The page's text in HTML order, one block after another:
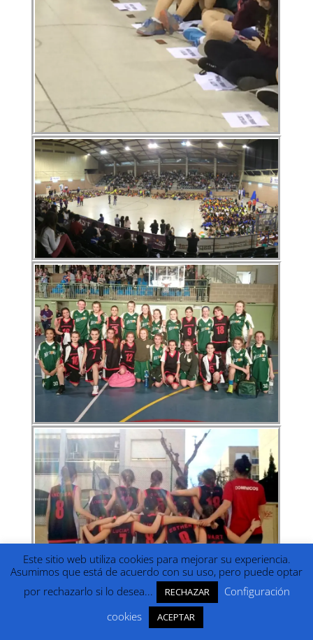
Este sitio web utiliza cookies para mejorar su experiencia.
Asumimos que está de acuerdo con su uso, pero puede optar
por rechazarlo si lo desea...
RECHAZAR
Configuración
cookies
ACEPTAR